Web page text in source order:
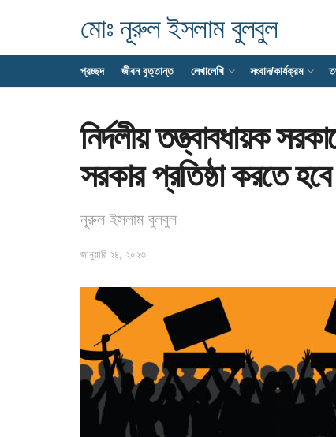
মোঃ নূরুল ইসলাম বুলবুল
প্রচ্ছদ জীবন বৃত্তান্ত লেখালেখি সংবাদ/কার্যক্রম
নির্দলীয় তত্ত্বাবধায়ক
সরকার প্রতিষ্ঠা করতে হবে
নূরুল ইসলাম বুলবুল
জানুয়ারি ২৪, ২০২৩